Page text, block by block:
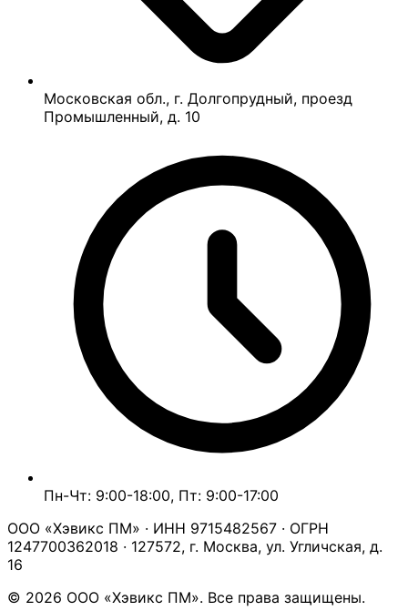
Московская обл., г. Долгопрудный, проезд
Промышленный, д. 10
Пн-Чт: 9:00-18:00, Пт: 9:00-17:00
ООО «Хэвикс ПМ» · ИНН 9715482567 · ОГРН
1247700362018 · 127572, г. Москва, ул. Угличская, д.
16
© 2026 ООО «Хэвикс ПМ». Все права защищены.